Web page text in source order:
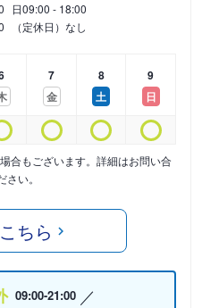
日09:00 - 18:00
（定休日）なし
7
金
8
土
9
日
合もございます。詳細はお問い合
さい。
ちら
09:00-21:00